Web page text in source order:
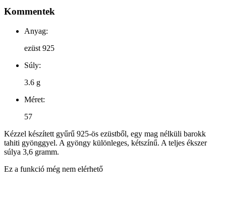
Kommentek
Anyag:
ezüst 925
Súly:
3.6 g
Méret:
57
Kézzel készített gyűrű 925-ös ezüstből, egy mag nélküli barokk
tahiti gyönggyel. A gyöngy különleges, kétszínű. A teljes ékszer
súlya 3,6 gramm.
Ez a funkció még nem elérhető